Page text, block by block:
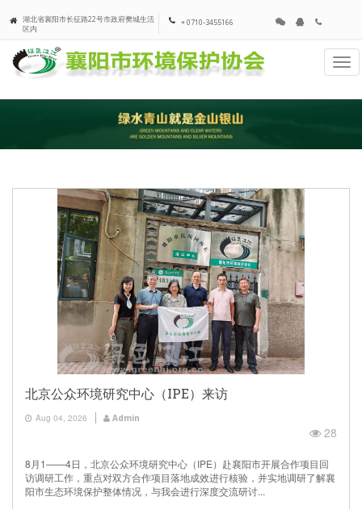
湖北省襄阳市长征路22号市政府樊城生活
区内
+ 0710-3455166
北京公众环境研究中心（IPE）来访
Aug 04, 2026 Admin
28
8月1——4日，北京公众环境研究中心（IPE）赴襄阳市开展合作项目回
访调研工作，重点对双方合作项目落地成效进行核验，并实地调研了解襄
阳市生态环境保护整体情况，与我会进行深度交流研讨...